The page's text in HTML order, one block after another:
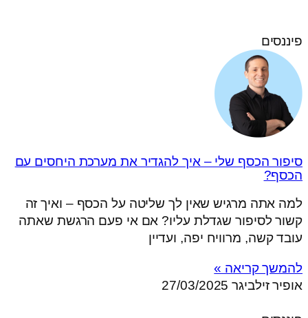
פיננסים
סיפור הכסף שלי – איך להגדיר את מערכת היחסים עם
הכסף?
למה אתה מרגיש שאין לך שליטה על הכסף – ואיך זה
קשור לסיפור שגדלת עליו? אם אי פעם הרגשת שאתה
עובד קשה, מרוויח יפה, ועדיין
להמשך קריאה »
אופיר זילביגר 27/03/2025